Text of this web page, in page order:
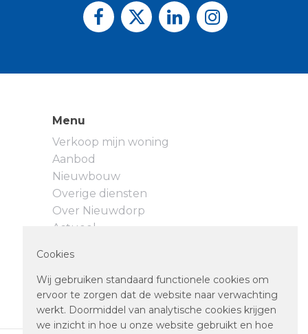
Menu
Verkoop mijn woning
Aanbod
Nieuwbouw
Overige diensten
Over Nieuwdorp
Actueel
Privacyverklaring
Cookievoorkeuren
Cookies
Wij gebruiken standaard functionele cookies om
ervoor te zorgen dat de website naar verwachting
werkt. Doormiddel van analytische cookies krijgen
we inzicht in hoe u onze website gebruikt en hoe